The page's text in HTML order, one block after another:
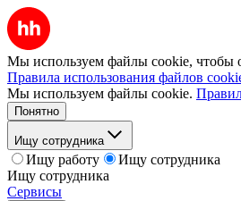
Мы используем файлы cookie, чтобы
Правила использования файлов
Мы используем файлы cookie.
Понятно
Ищу сотрудника
Ищу работу
Ищу сотрудника
Ищу сотрудника
Сервисы